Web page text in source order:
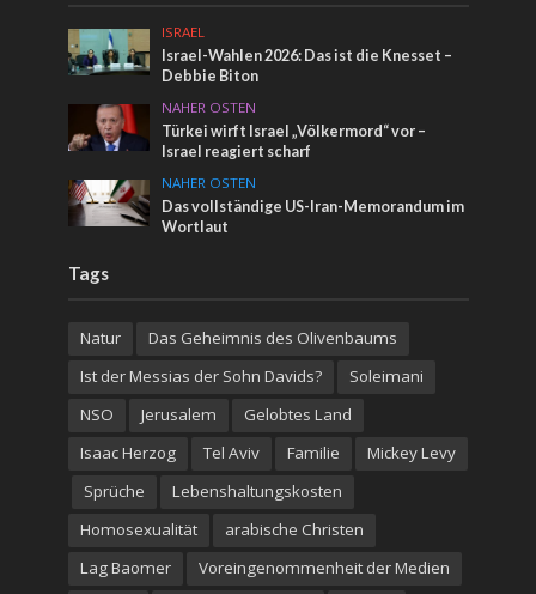
ISRAEL
Israel-Wahlen 2026: Das ist die Knesset –
Debbie Biton
NAHER OSTEN
Türkei wirft Israel „Völkermord“ vor –
Israel reagiert scharf
NAHER OSTEN
Das vollständige US-Iran-Memorandum im
Wortlaut
Tags
Natur
Das Geheimnis des Olivenbaums
Ist der Messias der Sohn Davids?
Soleimani
NSO
Jerusalem
Gelobtes Land
Isaac Herzog
Tel Aviv Familie
Mickey Levy
Sprüche
Lebenshaltungskosten
Homosexualität
arabische Christen
Lag Baomer
Voreingenommenheit der Medien